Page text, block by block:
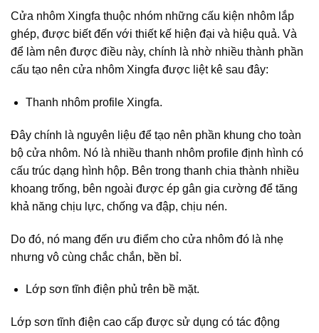
Cửa nhôm Xingfa thuộc nhóm những cấu kiện nhôm lắp
ghép, được biết đến với thiết kế hiện đại và hiệu quả. Và
để làm nên được điều này, chính là nhờ nhiều thành phần
cấu tạo nên cửa nhôm Xingfa được liệt kê sau đây:
Thanh nhôm profile Xingfa.
Đây chính là nguyên liệu để tạo nên phần khung cho toàn
bộ cửa nhôm. Nó là nhiều thanh nhôm profile định hình có
cấu trúc dạng hình hộp. Bên trong thanh chia thành nhiều
khoang trống, bên ngoài được ép gân gia cường để tăng
khả năng chịu lực, chống va đập, chịu nén.
Do đó, nó mang đến ưu điểm cho cửa nhôm đó là nhẹ
nhưng vô cùng chắc chắn, bền bỉ.
Lớp sơn tĩnh điện phủ trên bề mặt.
Lớp sơn tĩnh điện cao cấp được sử dụng có tác động